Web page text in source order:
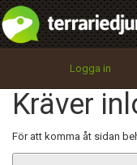
Logga in
Kräver
För att komma åt sidan
integritetspolicy
Namn:
Epost:
Begär nytt lösenord